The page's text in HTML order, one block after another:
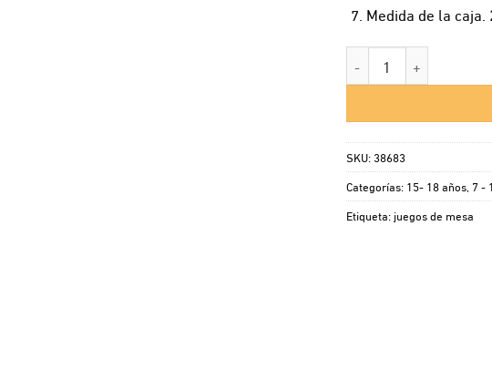
Medida de la caja.
SKU: 38683
Categorías: 15- 18 años, 7 -
Etiqueta: juegos de mesa